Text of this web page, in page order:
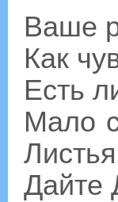
Ваше
Как
Есть
Мало
Дайте